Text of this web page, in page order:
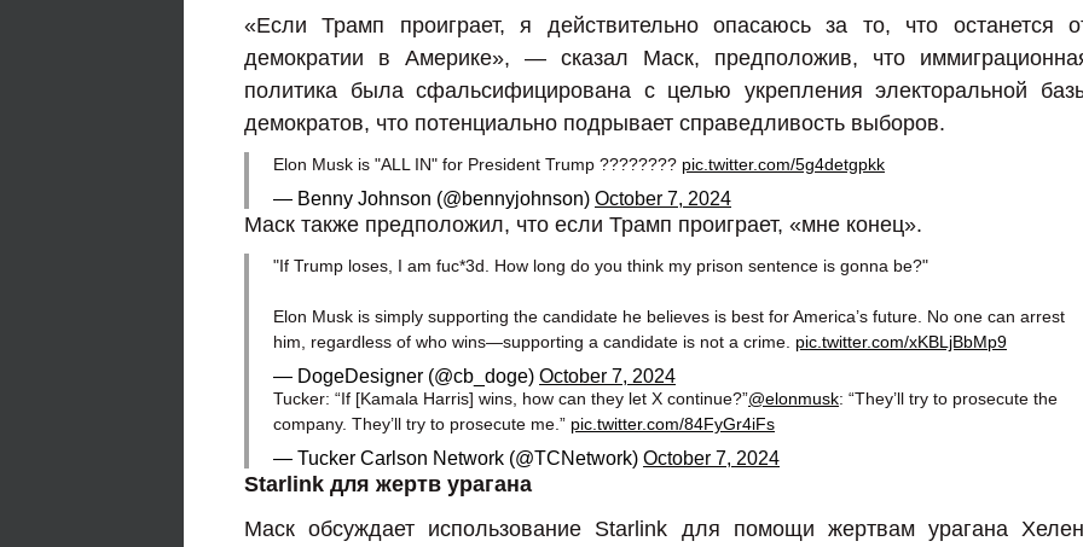
«Если Трамп проиграет, я действительно опасаюсь за то, что останется
демократии в Америке», — сказал Маск, предположив, что
политика была сфальсифицирована с целью укрепления электоральной
демократов, что потенциально подрывает справедливость выборов.
Elon Musk is "ALL IN" for President Trump ???????? pic.twitter.com/5g4detgpkk
— Benny Johnson (@bennyjohnson) October 7, 2024
Маск также предположил, что если Трамп проиграет, «мне конец».
"If Trump loses, I am fuc*3d. How long do you think my prison sentence is gonna be?"
Elon Musk is simply supporting the candidate he believes is best for America’s future. No one can arrest
him, regardless of who wins—supporting a candidate is not a crime. pic.twitter.com/xKBLjBbMp9
— DogeDesigner (@cb_doge) October 7, 2024
Tucker: “If [Kamala Harris] wins, how can they let X continue?”@elonmusk: “They’ll try to prosecute the
company. They’ll try to prosecute me.” pic.twitter.com/84FyGr4iFs
— Tucker Carlson Network (@TCNetwork) October 7, 2024
Starlink для жертв урагана
Маск обсуждает использование Starlink для помощи жертвам урагана